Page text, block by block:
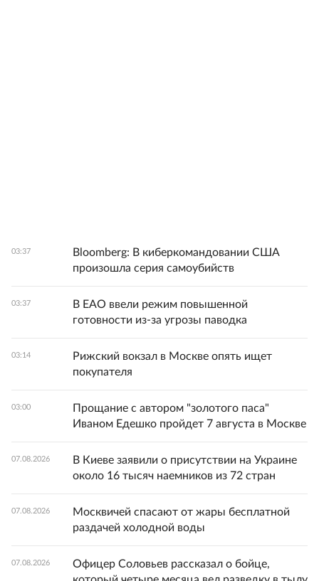
03:37
Bloomberg: В киберкомандовании США
произошла серия самоубийств
03:37
В ЕАО ввели режим повышенной
готовности из-за угрозы паводка
03:14
Рижский вокзал в Москве опять ищет
покупателя
03:00
Прощание с автором "золотого паса"
Иваном Едешко пройдет 7 августа в Москве
07.08.2026
В Киеве заявили о присутствии на Украине
около 16 тысяч наемников из 72 стран
07.08.2026
Москвичей спасают от жары бесплатной
раздачей холодной воды
07.08.2026
Офицер Соловьев рассказал о бойце,